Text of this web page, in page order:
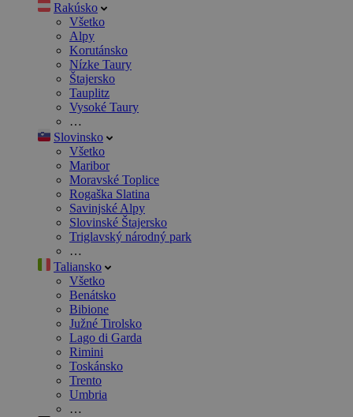
Rakúsko
Všetko
Alpy
Korutánsko
Nízke Taury
Štajersko
Tauplitz
Vysoké Taury
…
Slovinsko
Všetko
Maribor
Moravské Toplice
Rogaška Slatina
Savinjské Alpy
Slovinské Štajersko
Triglavský národný park
…
Taliansko
Všetko
Benátsko
Bibione
Južné Tirolsko
Lago di Garda
Rimini
Toskánsko
Trento
Umbria
…